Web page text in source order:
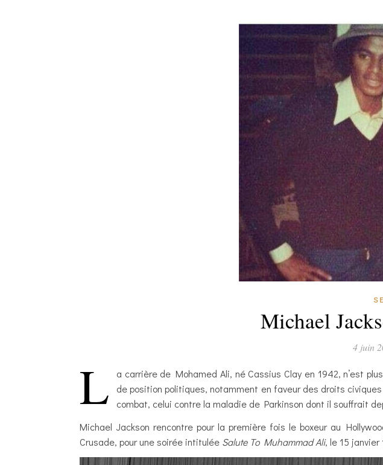
Michael
4 juin
L
a carrière de Mohamed Ali, né Cassius Clay en 1942, n’est
de position politiques, notamment en faveur des droits
combat, celui contre la maladie de Parkinson dont il souffrait
Michael Jackson rencontre pour la première fois le boxeur au
Crusade, pour une soirée intitulée Salute To Muhammad Ali, le 15 janvier